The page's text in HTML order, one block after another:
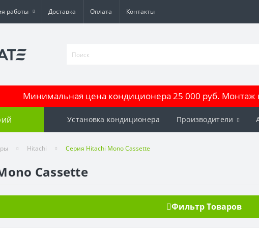
работы Доставка Оплата Контакты
Минимальная цена кондиционера 25 000 руб. Монтаж
Установка кондиционера Производители
Hitachi Серия Hitachi Mono Cassette
Cassette
Фильтр Товаров